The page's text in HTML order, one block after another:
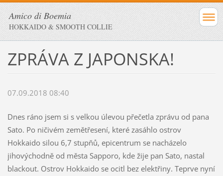
Amico di Boemia
HOKKAIDO & SMOOTH COLLIE
ZPRÁVA Z JAPONSKA!
07.09.2018 08:40
Dnes ráno jsem si s velkou úlevou přečetla zprávu od pana
Sato. Po ničivém zemětřesení, které zasáhlo ostrov
Hokkaido silou 6,7 stupňů, epicentrum se nacházelo
jihovýchodně od města Sapporo, kde žije pan Sato, nastal
blackout. Ostrov Hokkaido se ocitl bez elektřiny. Teprve nyní